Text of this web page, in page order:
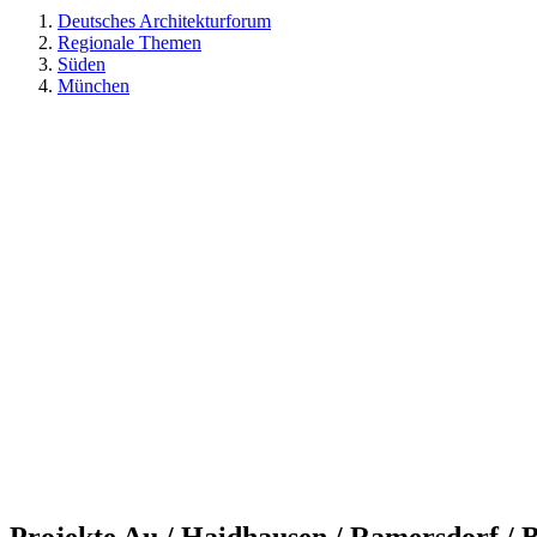
Deutsches Architekturforum
Regionale Themen
Süden
München